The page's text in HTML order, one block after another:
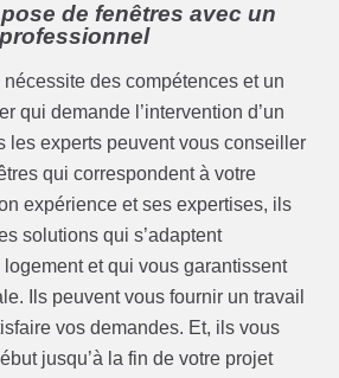
de fenêtres avec un
professionnel
des compétences et un
qui demande l’intervention d’un
les experts peuvent vous conseiller
qui correspondent à votre
expérience et ses expertises, ils
solutions qui s’adaptent
et qui vous garantissent
Ils peuvent vous fournir un travail
vos demandes. Et, ils vous
jusqu’à la fin de votre projet